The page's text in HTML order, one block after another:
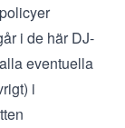
i de här DJ-
eventuella
i